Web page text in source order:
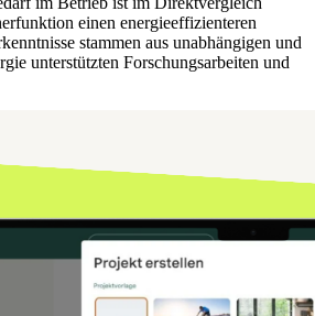
einen energieeffizienteren
stammen aus unabhängigen und
unterstützten Forschungsarbeiten und